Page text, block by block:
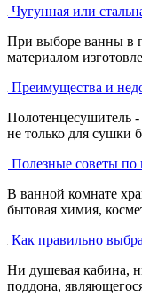
Чугунная или
При выборе ванны в
материалом
Преимущества и
Полотенцесушитель
не только для сушки
Полезные советы по
В ванной комнате
бытовая химия,
Как правильно
Ни душевая кабина,
поддона,